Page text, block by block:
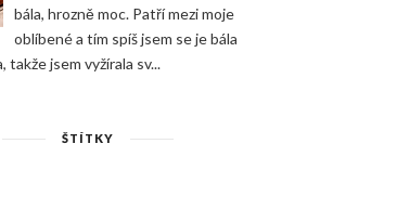
bála, hrozně moc. Patří mezi moje
oblíbené a tím spíš jsem se je bála
takže jsem vyžírala sv...
ŠTÍTKY